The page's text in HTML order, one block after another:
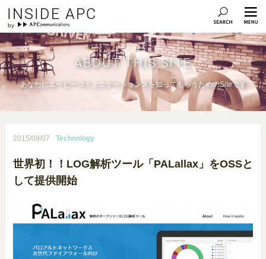
INSIDE APC
ABOUT THIS SITE
あなたにエーピーコミュニケーションズを知ってもらうためのSiteです
2015/09/07 Technology
世界初！！LOG解析ツール「PALallax」をOSSと
して提供開始